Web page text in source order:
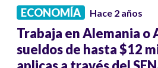
ECONOMÍA Hace 2 años
Trabaja en Alemania o
sueldos de hasta $12